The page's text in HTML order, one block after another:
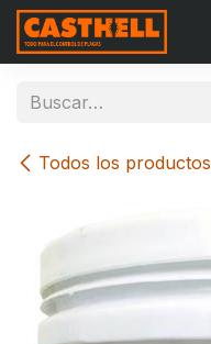
Ir al contenido
Todos los productos